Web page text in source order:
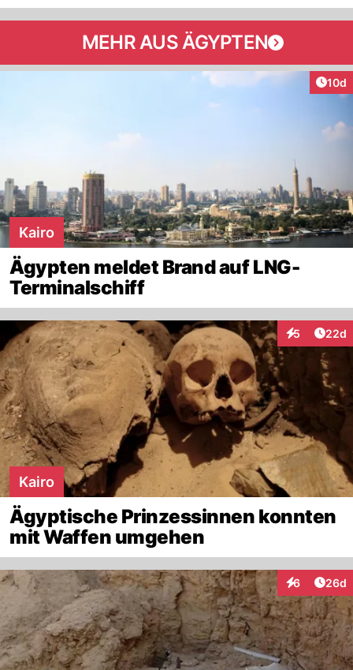
MEHR AUS ÄGYPTEN
10d
Kairo
Ägypten meldet Brand auf LNG-
Terminalschiff
5
Interaktionen
22d
Kairo
Ägyptische Prinzessinnen konnten
mit Waffen umgehen
6
Interaktionen
26d